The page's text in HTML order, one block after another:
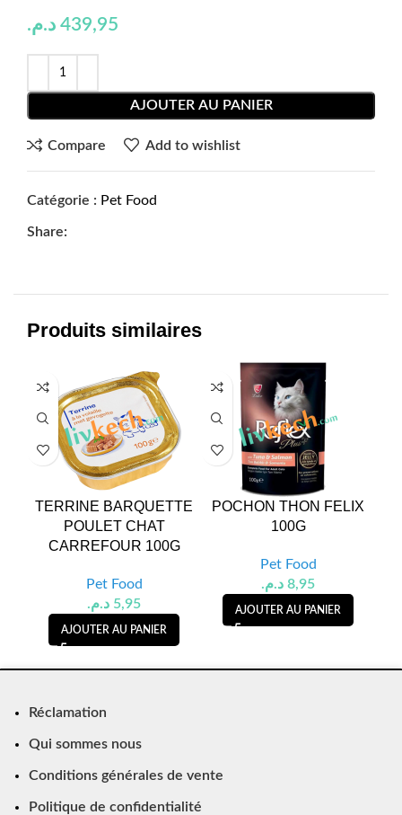
439,95 د.م.
AJOUTER AU PANIER
Compare Add to wishlist
Catégorie : Pet Food
Share:
Produits similaires
TERRINE BARQUETTE
POULET CHAT
CARREFOUR 100G
Pet Food
5,95 د.م.
AJOUTER AU PANIER
POCHON THON FELIX
100G
Pet Food
8,95 د.م.
AJOUTER AU PANIER
Réclamation
Qui sommes nous
Conditions générales de vente
Politique de confidentialité